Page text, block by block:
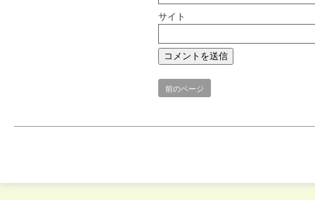
サイト
前のページ